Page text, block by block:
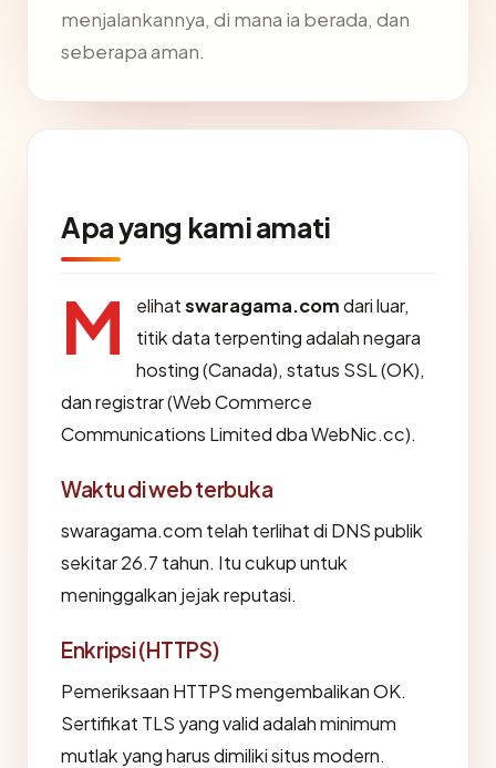
menjalankannya, di mana ia berada, dan
seberapa aman.
Apa yang kami amati
M elihatswaragama.comdari luar,
titik data terpenting adalah negara
hosting (Canada), status SSL (OK),
dan registrar (Web Commerce
Communications Limited dba WebNic.cc).
Waktu di web terbuka
swaragama.com telah terlihat di DNS publik
sekitar 26.7 tahun. Itu cukup untuk
meninggalkan jejak reputasi.
Enkripsi (HTTPS)
Pemeriksaan HTTPS mengembalikan OK.
Sertifikat TLS yang valid adalah minimum
mutlak yang harus dimiliki situs modern.